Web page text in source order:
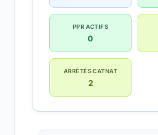
PPR ACTIFS
0
ARRÊTÉS CATNAT
2